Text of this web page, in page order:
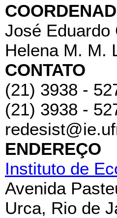
José Eduardo
Helena M. M.
CONTATO
(21) 3938 -
(21) 3938 -
ENDEREÇO
Instituto de
Avenida
Urca, Rio de